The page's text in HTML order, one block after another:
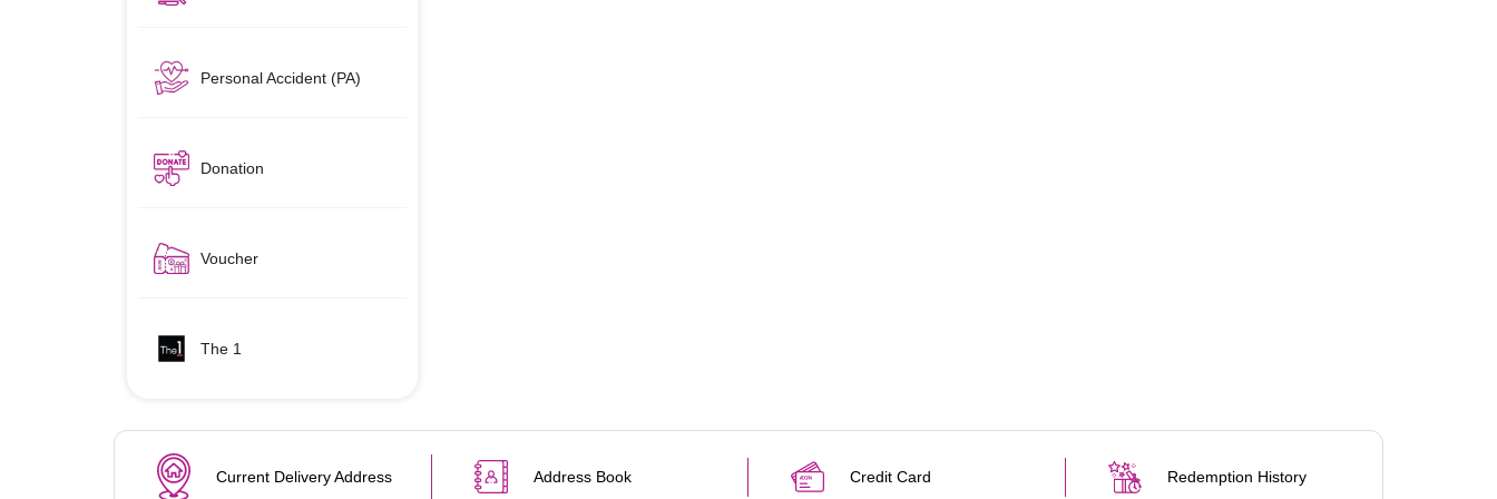
Personal Accident (PA)
Donation
Voucher
The 1
Current Delivery Address Address Book Credit Card Redemption History